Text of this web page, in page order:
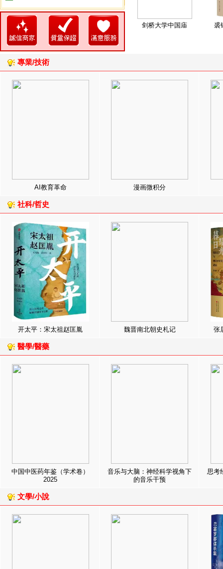
剑桥大学中国庙 裘
專業/技術
AI教育革命 漫画微积分
社科/哲史
开太平：宋太祖赵匡胤 魏晋南北朝史札记 张
醫學/醫藥
中国中医药年鉴（学术卷）
2025
音乐与大脑：神经科学视角下
的音乐干预
思考
文學/小說